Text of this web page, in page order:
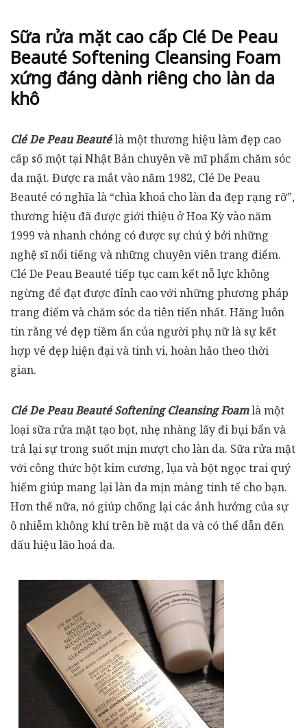
Sữa rửa mặt cao cấp Clé De Peau
Beauté Softening Cleansing Foam
xứng đáng dành riêng cho làn da
khô
Clé De Peau Beautélà một thương hiệu làm đẹp cao
cấp số một tại Nhật Bản chuyên về mĩ phẩm chăm sóc
da mặt. Được ra mắt vào năm 1982, Clé De Peau
Beauté có nghĩa là “chìa khoá cho làn da đẹp rạng rỡ”,
thương hiệu đã được giới thiệu ở Hoa Kỳ vào năm
1999 và nhanh chóng có được sự chú ý bởi những
nghệ sĩ nổi tiếng và những chuyên viên trang điểm.
Clé De Peau Beauté tiếp tục cam kết nỗ lực không
ngừng để đạt được đỉnh cao với những phương pháp
trang điểm và chăm sóc da tiên tiến nhất. Hãng luôn
tin rằng vẻ đẹp tiềm ẩn của người phụ nữ là sự kết
hợp vẻ đẹp hiện đại và tinh vi, hoàn hảo theo thời
gian.
Clé De Peau Beauté Softening Cleansing Foamlà một
loại sữa rửa mặt tạo bọt, nhẹ nhàng lấy đi bụi bẩn và
trả lại sự trong suốt mịn mượt cho làn da. Sữa rửa mặt
với công thức bột kim cương, lụa và bột ngọc trai quý
hiếm giúp mang lại làn da mịn màng tinh tế cho bạn.
Hơn thế nữa, nó giúp chống lại các ảnh hưởng của sự
ô nhiễm không khí trên bề mặt da và có thể dẫn đến
dấu hiệu lão hoá da.